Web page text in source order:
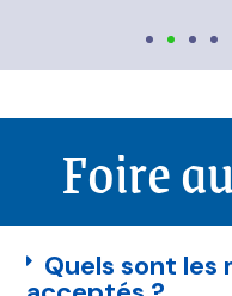
Foire
Quels sont les